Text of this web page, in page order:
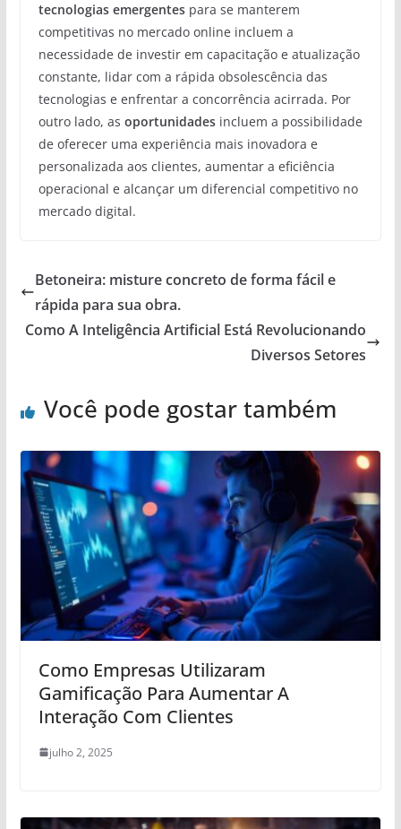
tecnologias emergentespara se manterem
competitivas no mercado online incluem a
necessidade de investir em capacitação e atualização
constante, lidar com a rápida obsolescência das
tecnologias e enfrentar a concorrência acirrada. Por
outro lado, as oportunidadesincluem a possibilidade
de oferecer uma experiência mais inovadora e
personalizada aos clientes, aumentar a eficiência
operacional e alcançar um diferencial competitivo no
mercado digital.
Betoneira: misture concreto de forma fácil e
rápida para sua obra.
Como A Inteligência Artificial Está Revolucionando
Diversos Setores
Você pode gostar também
Como Empresas Utilizaram
Gamificação Para Aumentar A
Interação Com Clientes
julho 2, 2025